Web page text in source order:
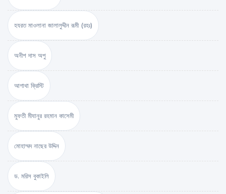
হযরত মাওলানা জালালুদ্দীন রূমী (রহঃ)
অনীশ দাস অপু
আগাথা ক্রিস্টি
মুফতী মীযানুর রহমান কাসেমী
মোহাম্মদ নাছের উদ্দিন
ড. মরিস বুকাইলি